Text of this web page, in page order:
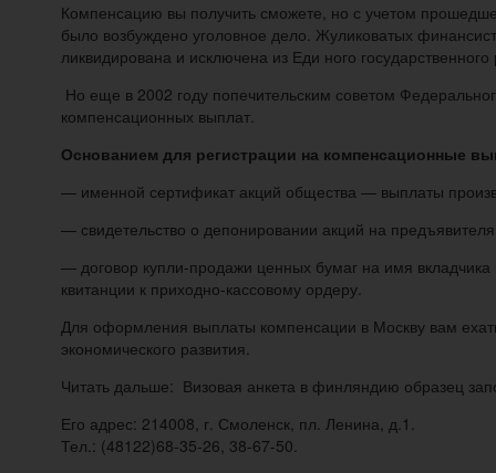
Компенсацию вы получить сможете, но с учетом
было возбуждено уголовное дело. Жуликоватых
ликвидирована и исключена из Еди ного
Но еще в 2002 году попечительским советом
компенсационных выплат.
Основанием для регистрации на компенсационные
— именной сертификат акций общества — выплаты
— свидетельство о депонировании акций на
— договор купли-продажи ценных бумаг на имя
квитанции к приходно-кассовому ордеру.
Для оформления выплаты компенсации в Москву вам
экономического развития.
Читать дальше: Визовая анкета в финляндию образец
Его адрес: 214008, г. Смоленск, пл. Ленина, д.1.
Тел.: (48122)68-35-26, 38-67-50.